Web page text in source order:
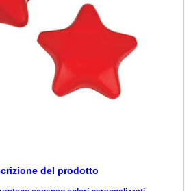
del prodotto